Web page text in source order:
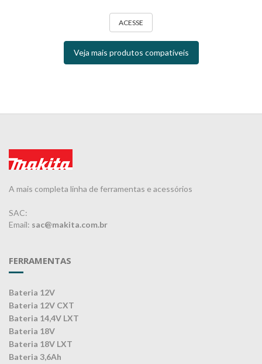
ACESSE
Veja mais produtos compatíveis
A mais completa linha de ferramentas e acessórios
SAC:
Email: sac@makita.com.br
FERRAMENTAS
Bateria 12V
Bateria 12V CXT
Bateria 14,4V LXT
Bateria 18V
Bateria 18V LXT
Bateria 3,6Ah